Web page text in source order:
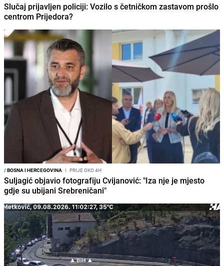
Slučaj prijavljen policiji: Vozilo s četničkom zastavom prošlo
centrom Prijedora?
/BOSNA I HERCEGOVINA I PRIJE OKO 4H
Suljagić objavio fotografiju Cvijanović: "Iza nje je mjesto
gdje su ubijani Srebreničani"